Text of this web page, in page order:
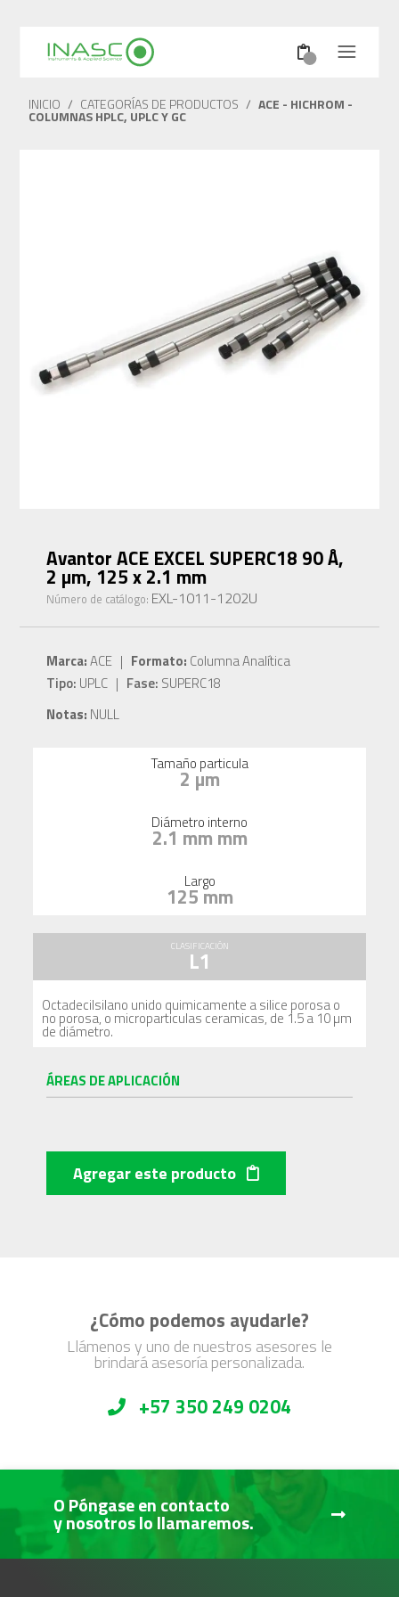
INICIO / CATEGORÍAS DE PRODUCTOS / ACE - HICHROM -
COLUMNAS HPLC, UPLC Y GC
Avantor ACE EXCEL SUPERC18 90 Å,
2 µm, 125 x 2.1 mm
Número de catálogo: EXL-1011-1202U
Marca:ACE | Formato: Columna Analítica
Tipo: UPLC | Fase: SUPERC18
Notas: NULL
Tamaño particula
2 µm
Diámetro interno
2.1 mm mm
Largo
125 mm
CLASIFICACIÓN
L1
Octadecilsilano unido quimicamente a silice porosa o
no porosa, o microparticulas ceramicas, de 1.5 a 10 µm
de diámetro.
ÁREAS DE APLICACIÓN
Agregar este producto
¿Cómo podemos ayudarle?
Llámenos y uno de nuestros asesores le
brindará asesoría personalizada.
+57 350 249 0204
O Póngase en contacto
y nosotros lo llamaremos.